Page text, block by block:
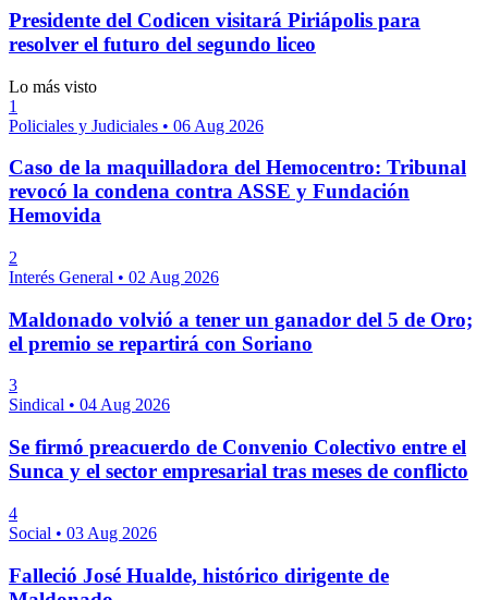
Presidente del Codicen visitará Piriápolis para
resolver el futuro del segundo liceo
Lo más visto
1
Policiales y Judiciales • 06 Aug 2026
Caso de la maquilladora del Hemocentro: Tribunal
revocó la condena contra ASSE y Fundación
Hemovida
2
Interés General • 02 Aug 2026
Maldonado volvió a tener un ganador del 5 de Oro;
el premio se repartirá con Soriano
3
Sindical • 04 Aug 2026
Se firmó preacuerdo de Convenio Colectivo entre el
Sunca y el sector empresarial tras meses de conflicto
4
Social • 03 Aug 2026
Falleció José Hualde, histórico dirigente de